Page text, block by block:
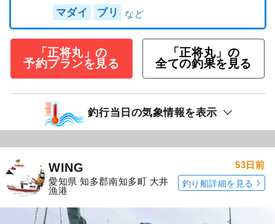
マダイ ブリ
「正将丸」の
予約プランを見る
「正将丸」の
全ての釣果を見る
釣行当日の気象情報を表示
WING
愛知県 知多郡南知多町 大井
漁港
53日前
釣り船詳細を見る